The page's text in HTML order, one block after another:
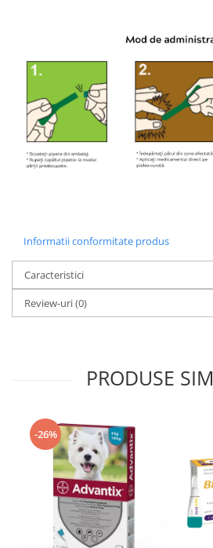
Informatii conformitate produs
Caracteristici
Review-uri(0)
PRODUSE
-26%